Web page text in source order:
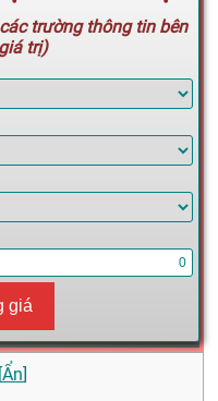
trường thông tin bên
trị)
giá
[Ẩn]